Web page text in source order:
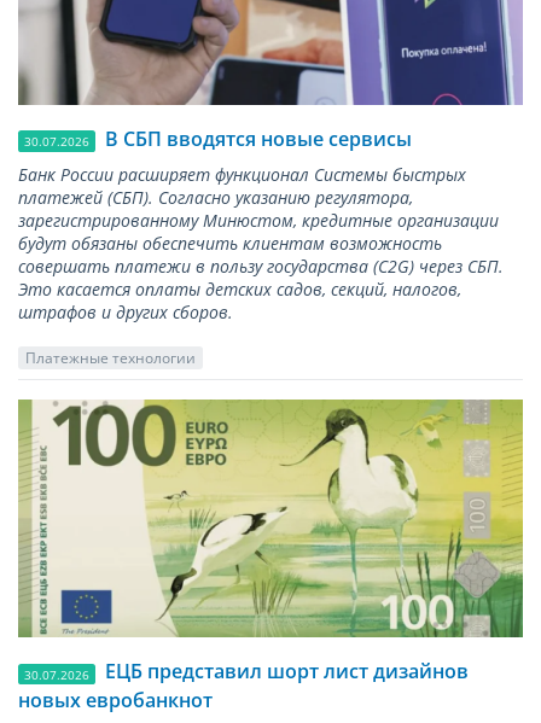
30.07.2026 В СБП вводятся новые сервисы
Банк России расширяет функционал Системы быстрых
платежей (СБП). Согласно указанию регулятора,
зарегистрированному Минюстом, кредитные организации
будут обязаны обеспечить клиентам возможность
совершать платежи в пользу государства (С2G) через СБП.
Это касается оплаты детских садов, секций, налогов,
штрафов и других сборов.
Платежные технологии
30.07.2026
ЕЦБ представил шорт лист дизайнов
новых евробанкнот